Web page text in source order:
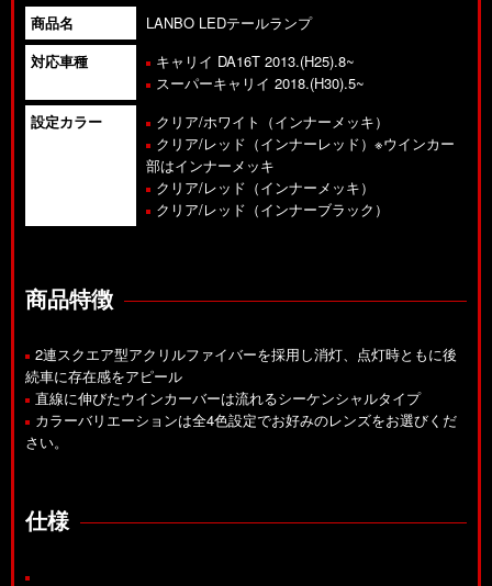
商品名
LANBO LEDテールランプ
対応車種
キャリイ DA16T 2013.(H25).8~
スーパーキャリイ 2018.(H30).5~
設定カラー
クリア/ホワイト（インナーメッキ）
クリア/レッド（インナーレッド）※ウインカー
部はインナーメッキ
クリア/レッド（インナーメッキ）
クリア/レッド（インナーブラック）
商品特徴
2連スクエア型アクリルファイバーを採用し消灯、点灯時ともに後
続車に存在感をアピール
直線に伸びたウインカーバーは流れるシーケンシャルタイプ
カラーバリエーションは全4色設定でお好みのレンズをお選びくだ
さい。
仕様